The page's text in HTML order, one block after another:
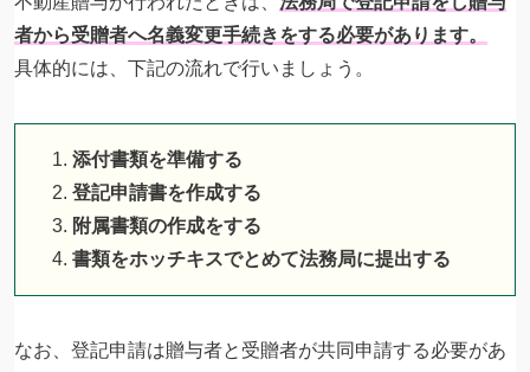
者から受贈者へ名義変更手続きをする必要があります。
具体的には、下記の流れで行いましょう。
添付書類を準備する
登記申請書を作成する
附属書類の作成をする
書類をホッチキスでとめて法務局に提出する
なお、登記申請は贈与者と受贈者が共同申請する必要があ